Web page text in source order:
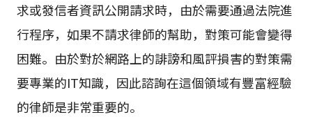
求或發信者資訊公開請求時，由於需要通過法院進
行程序，如果不請求律師的幫助，對策可能會變得
困難。由於對於網路上的誹謗和風評損害的對策需
要專業的IT知識，因此諮詢在這個領域有豐富經驗
的律師是非常重要的。